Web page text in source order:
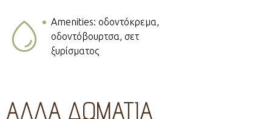
Amenities: οδοντόκρεμα,
οδοντόβουρτσα, σετ
ξυρίσματος
ΑΛΛΑ ΔΩΜΑΤΙΑ